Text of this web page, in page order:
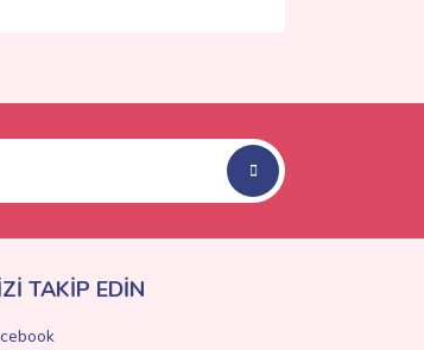
TAKİP EDİN